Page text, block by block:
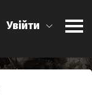
Увійти